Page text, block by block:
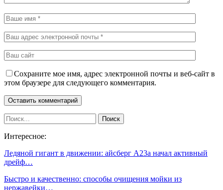
Сохраните мое имя, адрес электронной почты и веб-сайт в
этом браузере для следующего комментария.
Интересное:
Ледяной гигант в движении: айсберг А23а начал активный
дрейф…
Быстро и качественно: способы очищения мойки из
нержавейки…